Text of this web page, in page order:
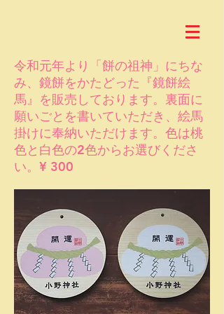
令和元年より「餅の祖神」にちな
み、鏡餅をかたどった『鏡餅絵
馬』を販売しております。裏面に
願いごとを書いていただき、絵馬
掛けに奉納いただけます。色は桃
色と白色の2色からお選びくださ
い。¥ 300